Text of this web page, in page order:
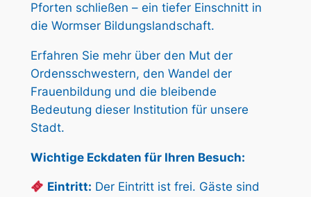
Pforten schließen – ein tiefer Einschnitt in
die Wormser Bildungslandschaft.
Erfahren Sie mehr über den Mut der
Ordensschwestern, den Wandel der
Frauenbildung und die bleibende
Bedeutung dieser Institution für unsere
Stadt.
Wichtige Eckdaten für Ihren Besuch:
Eintritt: Der Eintritt ist frei. Gäste sind